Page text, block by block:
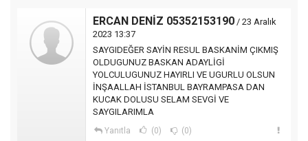
ERCAN DENİZ 05352153190 / 23 Aralık
2023 13:37
SAYGIDEĞER SAYİN RESUL BASKANİM ÇIKMIŞ
OLDUGUNUZ BASKAN ADAYLİGİ
YOLCULUGUNUZ HAYIRLI VE UGURLU OLSUN
İNŞAALLAH İSTANBUL BAYRAMPASA DAN
KUCAK DOLUSU SELAM SEVGİ VE
SAYGILARIMLA
Yanıtla (0) (0)